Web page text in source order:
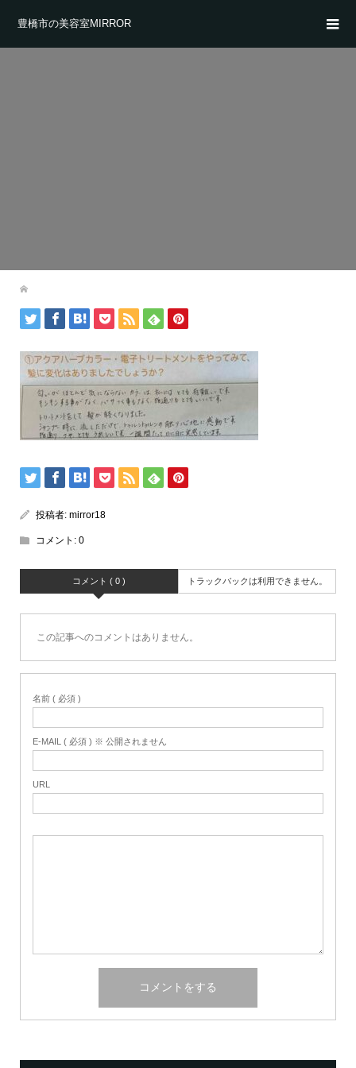
豊橋市の美容室MIRROR
投稿者: mirror18
コメント: 0
コメント ( 0 ) トラックバックは利用できません。
この記事へのコメントはありません。
名前 ( 必須 )
E-MAIL ( 必須 ) ※ 公開されません
URL